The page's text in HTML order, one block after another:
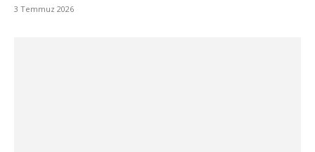
3 Temmuz 2026